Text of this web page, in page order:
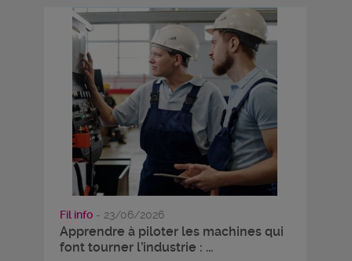
Fil info - 23/06/2026
Apprendre à piloter les machines qui
font tourner l’industrie : ...